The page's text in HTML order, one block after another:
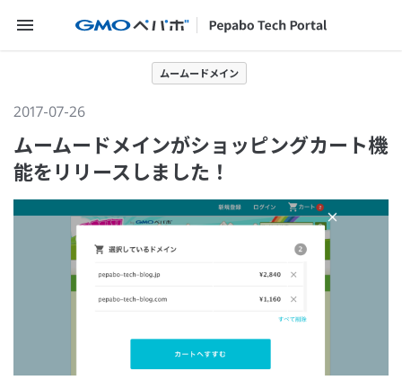
メニューを開く
ムームードメイン
2017-07-26
ムームードメインがショッピングカート機
能をリリースしました！